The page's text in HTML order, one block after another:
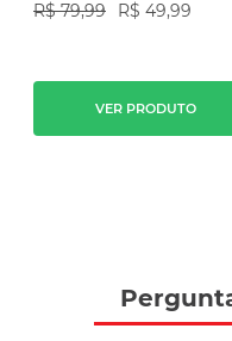
R$ 79,99 R$ 49,99
VER PRODUTO